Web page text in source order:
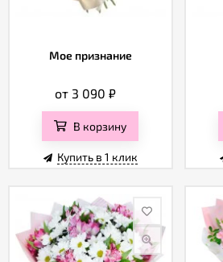
Мое признание
от 3 090₽
В корзину
Купить в 1 клик